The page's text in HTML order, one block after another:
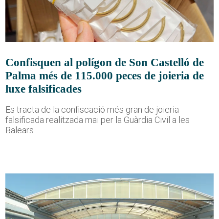
Confisquen al polígon de Son Castelló de
Palma més de 115.000 peces de joieria de
luxe falsificades
Es tracta de la confiscació més gran de joieria
falsificada realitzada mai per la Guàrdia Civil a les
Balears